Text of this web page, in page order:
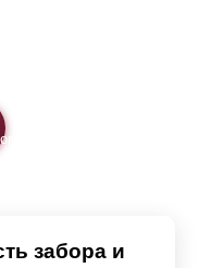
забора и